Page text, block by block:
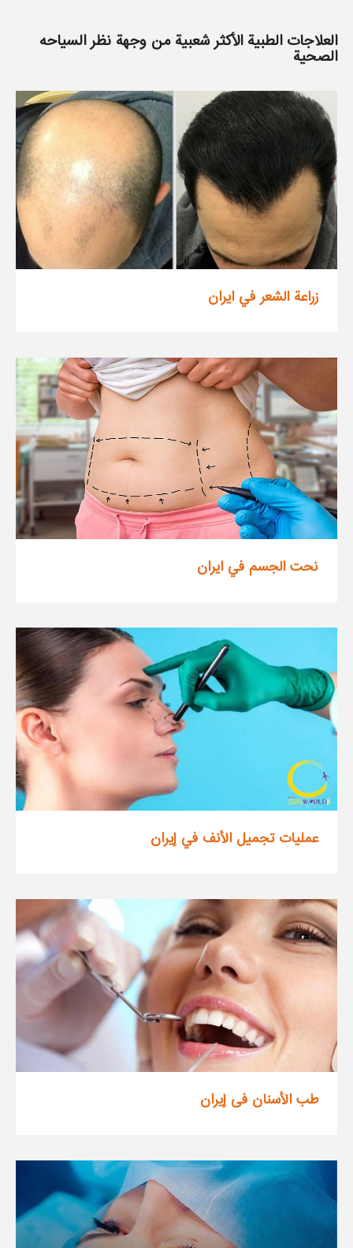
العلاجات الطبية الأكثر شعبية من وجهة نظر السياحه
الصحية
زراعة الشعر في ايران
نحت الجسم في ايران
عمليات تجميل الأنف في إيران
طب الأسنان فی إیران